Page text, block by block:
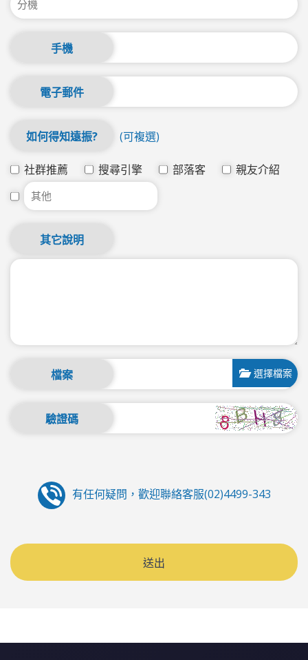
手機
電子郵件
如何得知遠振? (可複選)
社群推薦 搜尋引擎 部落客 親友介紹
其它說明
檔案 選擇檔案
驗證碼
有任何疑問，歡迎聯絡客服(02)4499-343
送出